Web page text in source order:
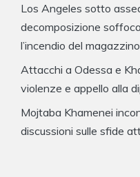
Los Angeles sotto
decomposizione
l’incendio del magazzino
Attacchi a Odessa e
violenze e appello alla
Mojtaba Khamenei
discussioni sulle sfide